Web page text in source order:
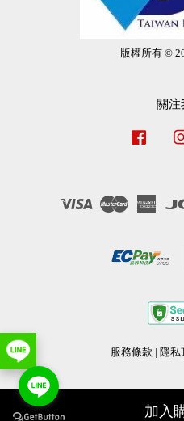
加入
版權所有 ©
關注
Visa Master
服務條款 | 隱私